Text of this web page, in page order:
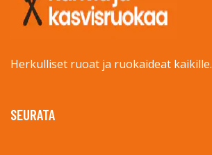
Herkulliset ruoat ja ruokaideat kaikille.
SEURATA